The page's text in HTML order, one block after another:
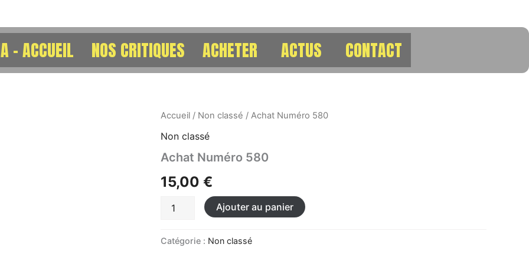
– ACCUEIL NOS CRITIQUES ACHETER ACTUS CONTACT
Accueil / Non classé / Achat Numéro 580
Non classé
Achat Numéro 580
15,00 €
quantité
Achat
580
Ajouter au panier
Catégorie : Non classé